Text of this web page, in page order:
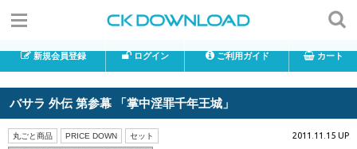
新規会員登録 ログイン ご利用ガイド カート
バサラ 外伝 第参幕 「掌中淫罪千年王城」
丸ごと商品 PRICE DOWN セット 2011.11.15 UP